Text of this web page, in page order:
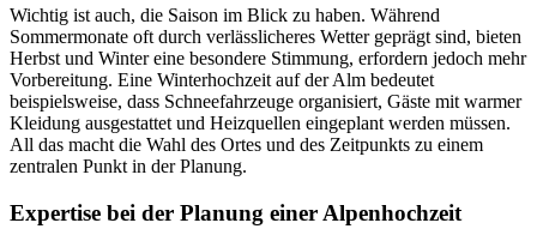
Wichtig ist auch, die Saison im Blick zu haben. Während
Sommermonate oft durch verlässlicheres Wetter geprägt sind, bieten
Herbst und Winter eine besondere Stimmung, erfordern jedoch mehr
Vorbereitung. Eine Winterhochzeit auf der Alm bedeutet
beispielsweise, dass Schneefahrzeuge organisiert, Gäste mit warmer
Kleidung ausgestattet und Heizquellen eingeplant werden müssen.
All das macht die Wahl des Ortes und des Zeitpunkts zu einem
zentralen Punkt in der Planung.
Expertise bei der Planung einer Alpenhochzeit